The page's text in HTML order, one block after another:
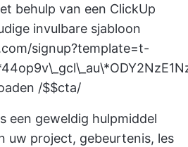
behulp van een ClickUp
invulbare sjabloon
signup?template=t-
/$$cta/
een geweldig hulpmiddel
uw project, gebeurtenis, les